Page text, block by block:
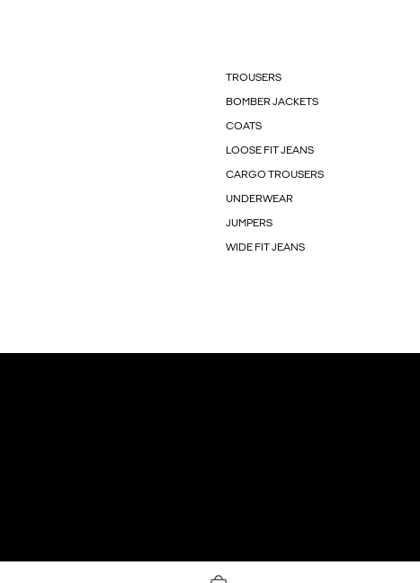
TROUSERS
BOMBER JACKETS
COATS
LOOSE FIT JEANS
CARGO TROUSERS
UNDERWEAR
JUMPERS
WIDE FIT JEANS